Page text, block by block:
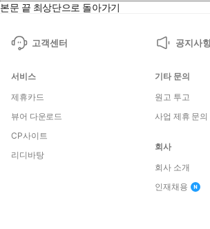
본문 끝 최상단으로 돌아가기
고객센터 공지사
서비스
제휴카드
뷰어 다운로드
CP사이트
리디바탕
기타 문의
원고 투고
사업 제휴 문의
회사
회사 소개
인재채용